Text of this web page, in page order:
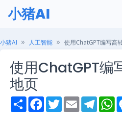
小猪AI
小猪AI 人工智能 使用ChatGPT编写高
使用ChatGPT编
地页
S
h
F
a
T
w
E
m
T
e
W
h